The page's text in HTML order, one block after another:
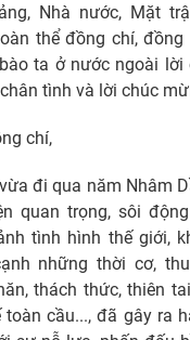
Nhà nước, Mặt
thể đồng chí, đồng
ta ở nước ngoài lời
tình và lời chúc
chí,
đi qua năm Nhâm
quan trọng, sôi
tình hình thế giới,
những thời cơ,
thách thức, thiên
cầu..., đã gây ra